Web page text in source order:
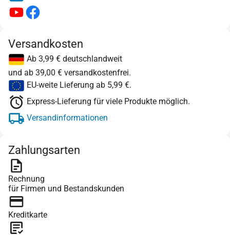
Versandkosten
Ab 3,99 € deutschlandweit
und ab 39,00 € versandkostenfrei.
EU-weite Lieferung ab 5,99 €.
Express-Lieferung für viele Produkte möglich.
Versandinformationen
Zahlungsarten
Rechnung
für Firmen und Bestandskunden
Kreditkarte